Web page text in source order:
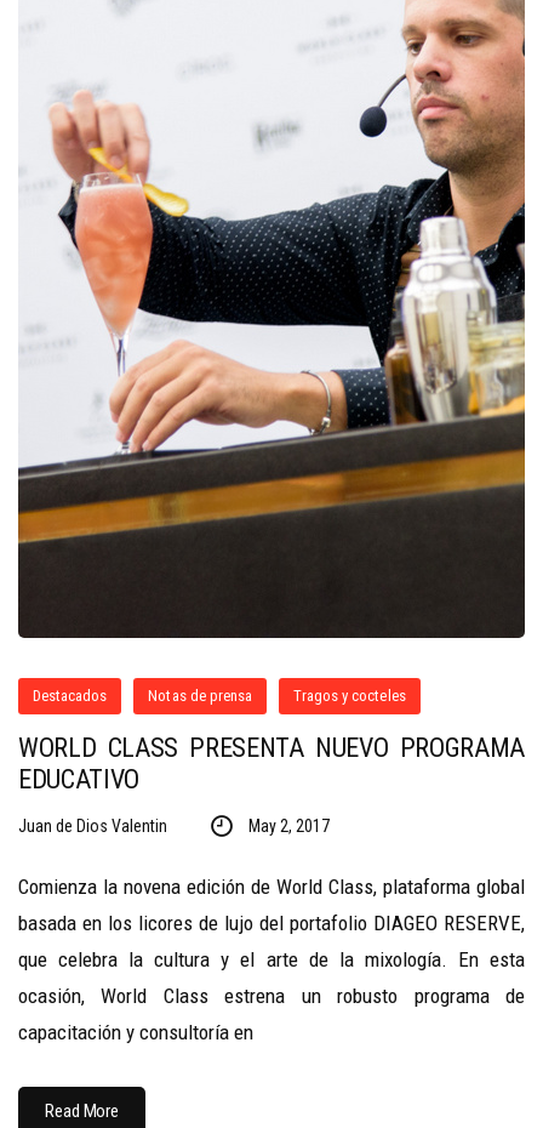
Destacados Notas de prensa Tragos y cocteles
WORLD CLASS PRESENTA NUEVO PROGRAMA
EDUCATIVO
Juan de Dios Valentin May 2, 2017
Comienza la novena edición de World Class, plataforma global
basada en los licores de lujo del portafolio DIAGEO RESERVE,
que celebra la cultura y el arte de la mixología. En esta
ocasión, World Class estrena un robusto programa de
capacitación y consultoría en
Read More